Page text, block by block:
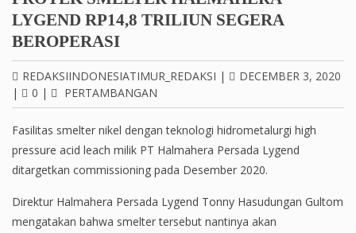
LYGEND RP14,8 TRILIUN SEGERA
BEROPERASI
REDAKSIINDONESIATIMUR_REDAKSI |
DECEMBER 3, 2020
|
0 | PERTAMBANGAN
Fasilitas smelter nikel dengan teknologi hidrometalurgi high
pressure acid leach milik PT Halmahera Persada Lygend
ditargetkan commissioning pada Desember 2020.
Direktur Halmahera Persada Lygend Tonny Hasudungan Gultom
mengatakan bahwa smelter tersebut nantinya akan